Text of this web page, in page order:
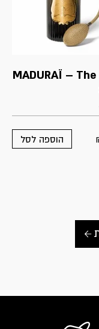
MADURAÏ –
הוספה לסל